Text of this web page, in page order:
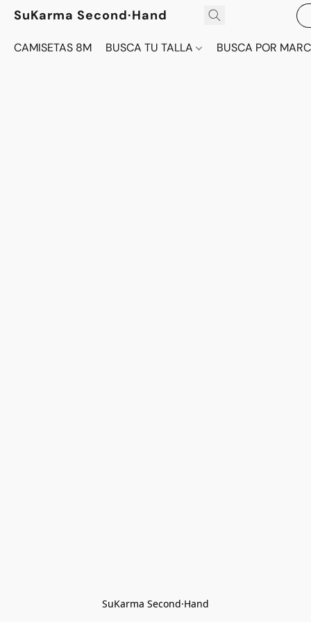
SuKarma Second·Hand
CAMISETAS 8M BUSCA TU TALLA BUSCA POR
SuKarma Second·Hand